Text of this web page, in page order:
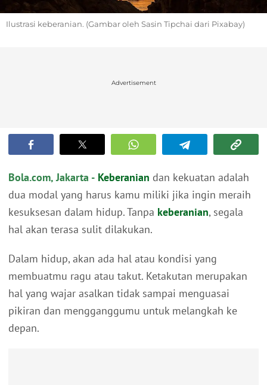
Ilustrasi keberanian. (Gambar oleh Sasin Tipchai dari Pixabay)
Advertisement
Bola.com, Jakarta - Keberanian dan kekuatan adalah
dua modal yang harus kamu miliki jika ingin meraih
kesuksesan dalam hidup. Tanpa keberanian, segala
hal akan terasa sulit dilakukan.
Dalam hidup, akan ada hal atau kondisi yang
membuatmu ragu atau takut. Ketakutan merupakan
hal yang wajar asalkan tidak sampai menguasai
pikiran dan mengganggumu untuk melangkah ke
depan.